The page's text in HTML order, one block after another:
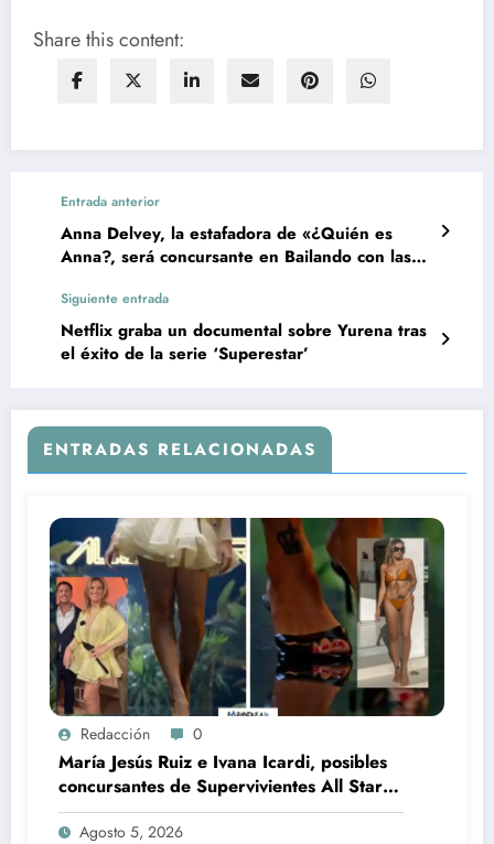
Share this content:
Entrada anterior
Anna Delvey, la estafadora de «¿Quién es
Anna?, será concursante en Bailando con las
Siguiente entrada
Netflix graba un documental sobre Yurena tras
el éxito de la serie ‘Superestar’
ENTRADAS RELACIONADAS
Redacción 0
María Jesús Ruiz e Ivana Icardi, posibles
concursantes de Supervivientes All Stars
3
Agosto 5, 2026